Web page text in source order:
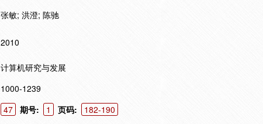
张敏; 洪澄; 陈驰
2010
计算机研究与发展
1000-1239
47 期号: 1 页码:
182-190